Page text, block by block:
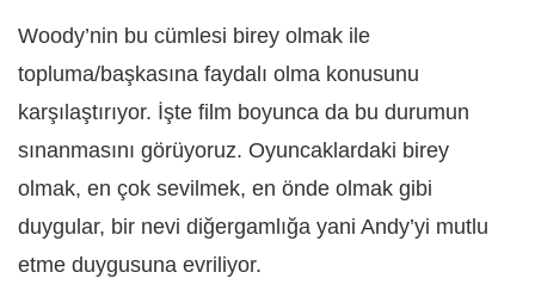
Woody’nin bu cümlesi birey olmak ile
topluma/başkasına faydalı olma konusunu
karşılaştırıyor. İşte film boyunca da bu durumun
sınanmasını görüyoruz. Oyuncaklardaki birey
olmak, en çok sevilmek, en önde olmak gibi
duygular, bir nevi diğergamlığa yani Andy’yi mutlu
etme duygusuna evriliyor.